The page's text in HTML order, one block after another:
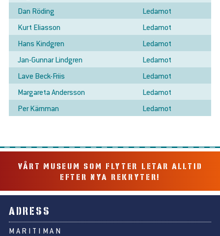
Dan Röding
Ledamot
Kurt Eliasson
Ledamot
Hans Kindgren
Ledamot
Jan-Gunnar Lindgren
Ledamot
Lave Beck-Friis
Ledamot
Margareta Andersson
Ledamot
Per Kärnman
Ledamot
VÅRT MUSEUM SOM FLYTER LETAR ALLTID
EFTER NYA REKRYTER!
ADRESS
MARITIMAN